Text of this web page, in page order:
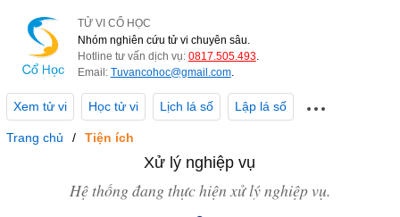
TỬ VI CỔ HỌC
Nhóm nghiên cứu tử vi chuyên sâu.
Hotline tư vấn dịch vụ: 0817.505.493.
Email: Tuvancohoc@gmail.com.
Xem tử vi Học tử vi Lịch lá số Lập lá số
Trang chủ Tiện ích
Xử lý nghiệp vụ
Hệ thống đang thực hiện xử lý nghiệp vụ.